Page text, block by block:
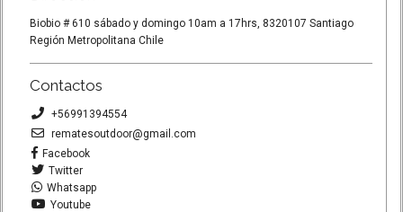
Biobio # 610 sábado y domingo 10am a 17hrs, 8320107 Santiago
Región Metropolitana Chile
Contactos
+56991394554
rematesoutdoor@gmail.com
Facebook
Twitter
Whatsapp
Youtube